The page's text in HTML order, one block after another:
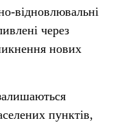
відновлювальні
через
нових
пунктів,